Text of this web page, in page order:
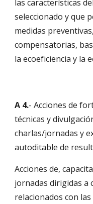
las características
seleccionado y que
medidas
compensatorias,
la ecoeficiencia y la
A 4.- Acciones de
técnicas y
charlas/jornadas y
autoditable de
Acciones de,
jornadas dirigidas a
relacionados con